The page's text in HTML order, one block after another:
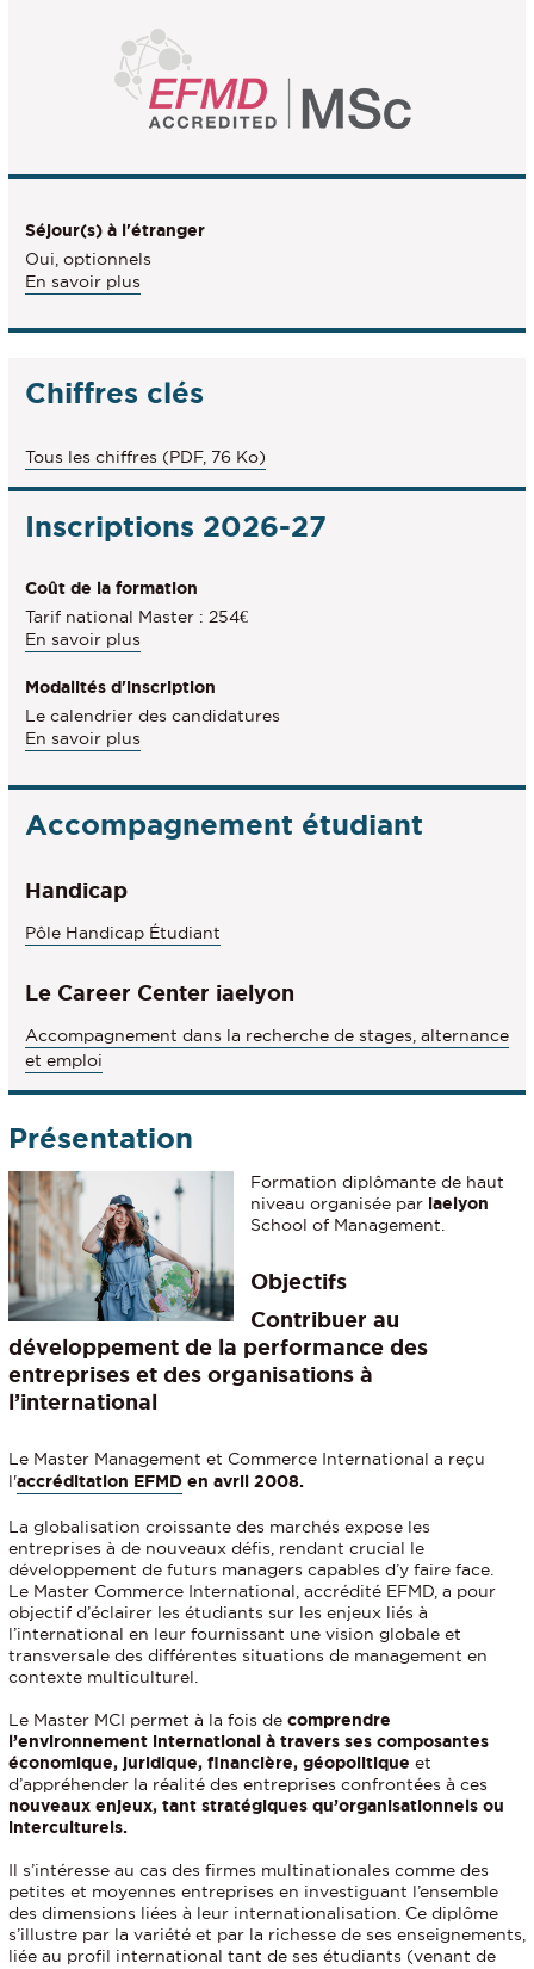
Séjour(s) à l'étranger
Oui, optionnels
En savoir plus
des
l'étranger
Chiffres clés
Tous les chiffres (PDF, 76 Ko)
Inscriptions 2026-27
Coût de la formation
Tarif national Master : 254€
En savoir plus
Modalités d'inscription
Le calendrier des candidatures
En savoir plus
des
d'inscription
Accompagnement étudiant
Handicap
Pôle Handicap Étudiant
Le Career Center iaelyon
Accompagnement dans la recherche de stages, alternance
et emploi
Présentation
Formation diplômante de haut
niveau organisée par iaelyon
School of Management.
Objectifs
Contribuer au
développement de la performance des
entreprises et des organisations à
l’international
Le Master Management et Commerce International a reçu
l'accréditation EFMD en avril 2008.
La globalisation croissante des marchés expose les
entreprises à de nouveaux défis, rendant crucial le
développement de futurs managers capables d’y faire face.
Le Master Commerce International, accrédité EFMD, a pour
objectif d’éclairer les étudiants sur les enjeux liés à
l’international en leur fournissant une vision globale et
transversale des différentes situations de management en
contexte multiculturel.
Le Master MCI permet à la fois de comprendre
l’environnement international à travers ses composantes
économique, juridique, financière, géopolitique et
d’appréhender la réalité des entreprises confrontées à ces
nouveaux enjeux, tant stratégiques qu’organisationnels ou
interculturels.
Il s’intéresse au cas des firmes multinationales comme des
petites et moyennes entreprises en investiguant l’ensemble
des dimensions liées à leur internationalisation. Ce diplôme
s’illustre par la variété et par la richesse de ses enseignements,
liée au profil international tant de ses étudiants (venant de